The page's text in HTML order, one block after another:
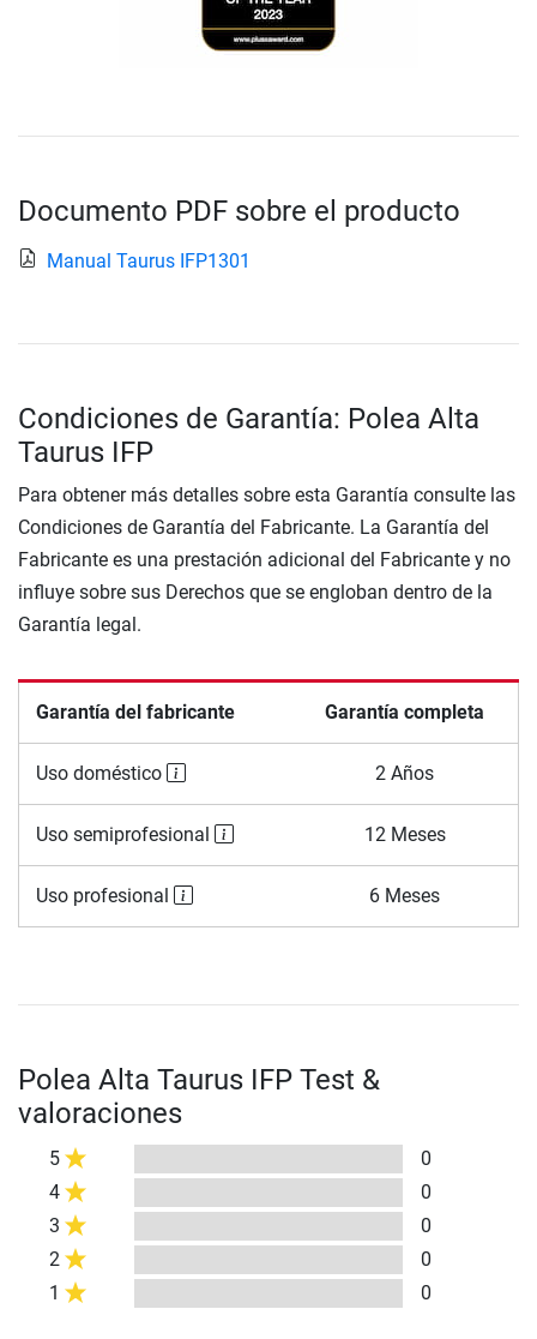
Documento PDF sobre el producto
Manual Taurus IFP1301
Condiciones de Garantía: Polea Alta
Taurus IFP
Para obtener más detalles sobre esta Garantía consulte las
Condiciones de Garantía del Fabricante. La Garantía del
Fabricante es una prestación adicional del Fabricante y no
influye sobre sus Derechos que se engloban dentro de la
Garantía legal.
Garantía del fabricante Garantía completa
Uso doméstico 2 Años
Uso semiprofesional 12 Meses
Uso profesional 6 Meses
Polea Alta Taurus IFP Test &
valoraciones
5
0
4
0
3
0
2
0
1
0